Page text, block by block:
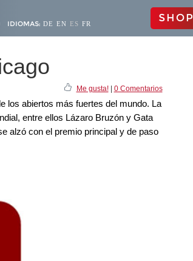
IDIOMAS: DE EN ES FR SHOP
Me gusta!| 0 Comentarios
los abiertos más fuertes del mundo. La
entre ellos Lázaro Bruzón y Gata
alzó con el premio principal y de paso